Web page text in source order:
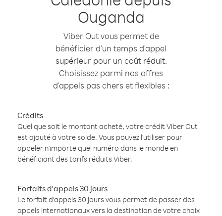
Ouganda
Viber Out vous permet de
bénéficier d'un temps d'appel
supérieur pour un coût réduit.
Choisissez parmi nos offres
d'appels pas chers et flexibles :
Crédits
Quel que soit le montant acheté, votre crédit Viber Out
est ajouté à votre solde. Vous pouvez l'utiliser pour
appeler n'importe quel numéro dans le monde en
bénéficiant des tarifs réduits Viber.
Forfaits d'appels 30 jours
Le forfait d'appels 30 jours vous permet de passer des
appels internationaux vers la destination de votre choix